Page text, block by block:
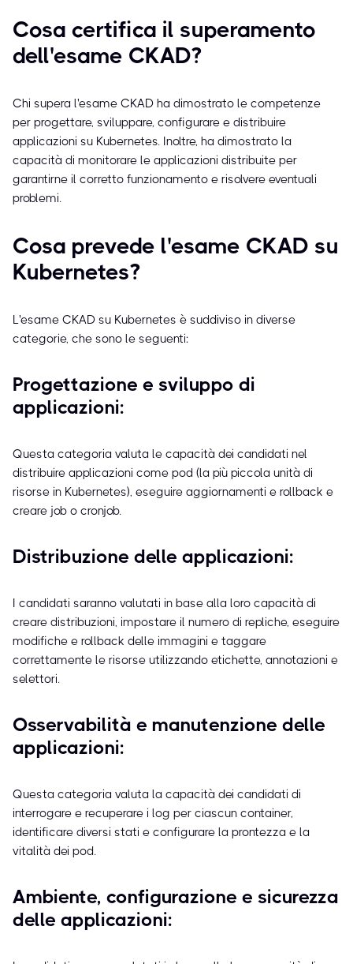
Cosa certifica il superamento
dell'esame CKAD?
Chi supera l'esame CKAD ha dimostrato le competenze
per progettare, sviluppare, configurare e distribuire
applicazioni su Kubernetes. Inoltre, ha dimostrato la
capacità di monitorare le applicazioni distribuite per
garantirne il corretto funzionamento e risolvere eventuali
problemi.
Cosa prevede l'esame CKAD su
Kubernetes?
L'esame CKAD su Kubernetes è suddiviso in diverse
categorie, che sono le seguenti:
Progettazione e sviluppo di
applicazioni:
Questa categoria valuta le capacità dei candidati nel
distribuire applicazioni come pod (la più piccola unità di
risorse in Kubernetes), eseguire aggiornamenti e rollback e
creare job o cronjob.
Distribuzione delle applicazioni:
I candidati saranno valutati in base alla loro capacità di
creare distribuzioni, impostare il numero di repliche, eseguire
modifiche e rollback delle immagini e taggare
correttamente le risorse utilizzando etichette, annotazioni e
selettori.
Osservabilità e manutenzione delle
applicazioni:
Questa categoria valuta la capacità dei candidati di
interrogare e recuperare i log per ciascun container,
identificare diversi stati e configurare la prontezza e la
vitalità dei pod.
Ambiente, configurazione e sicurezza
delle applicazioni: